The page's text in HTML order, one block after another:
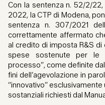
Con la sentenza n. 52/2/
2022, la CTP di Modena,
sentenza n. 307/2021
correttamente affermato
al credito di imposta R&S di
spese sostenute per le
processo”, come definite
fini dell’agevolazione in
“innovativo”
sostanziali richiesti dal